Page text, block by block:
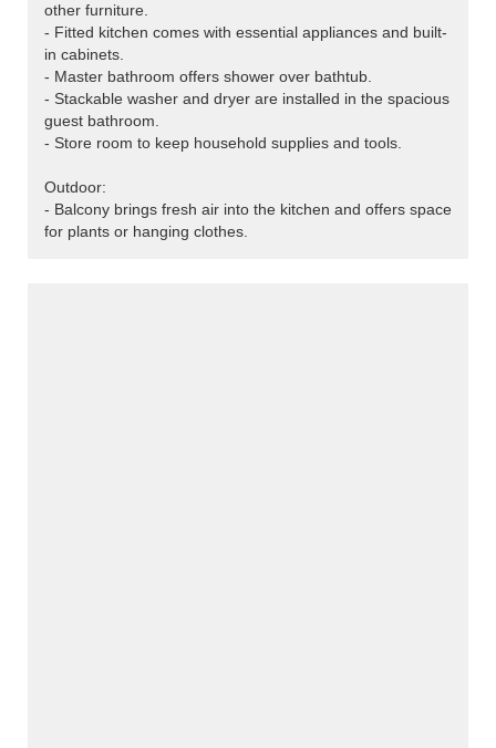
other furniture.
- Fitted kitchen comes with essential appliances and built-
in cabinets.
- Master bathroom offers shower over bathtub.
- Stackable washer and dryer are installed in the spacious
guest bathroom.
- Store room to keep household supplies and tools.
Outdoor:
- Balcony brings fresh air into the kitchen and offers space
for plants or hanging clothes.